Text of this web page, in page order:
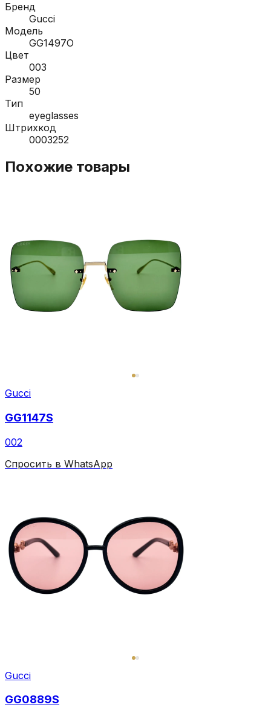
Бренд
Gucci
Модель
GG1497O
Цвет
003
Размер
50
Тип
eyeglasses
Штрихкод
0003252
Похожие товары
Gucci
GG1147S
002
Спросить в WhatsApp
Gucci
GG0889S